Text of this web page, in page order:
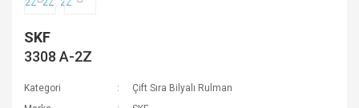
SKF
3308 A-2Z
Kategori
Çift Sıra Bilyalı Rulman